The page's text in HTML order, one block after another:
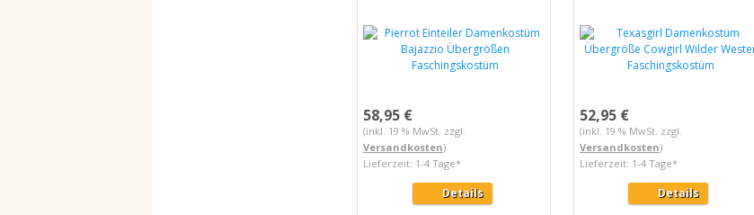
58,95 €
(inkl. 19 % MwSt. zzgl.
Versandkosten)
Lieferzeit: 1-4 Tage*
Details
52,95 €
(inkl. 19 % MwSt. zzgl.
Versandkosten)
Lieferzeit: 1-4 Tage*
Details